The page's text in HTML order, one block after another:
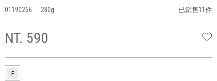
01190266 280 已銷售11件
NT. 590